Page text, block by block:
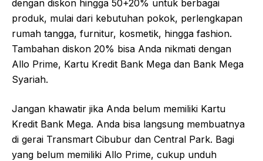
dengan diskon hingga 50+20% untuk berbagai
produk, mulai dari kebutuhan pokok, perlengkapan
rumah tangga, furnitur, kosmetik, hingga fashion.
Tambahan diskon 20% bisa Anda nikmati dengan
Allo Prime, Kartu Kredit Bank Mega dan Bank Mega
Syariah.
Jangan khawatir jika Anda belum memiliki Kartu
Kredit Bank Mega. Anda bisa langsung membuatnya
di gerai Transmart Cibubur dan Central Park. Bagi
yang belum memiliki Allo Prime, cukup unduh